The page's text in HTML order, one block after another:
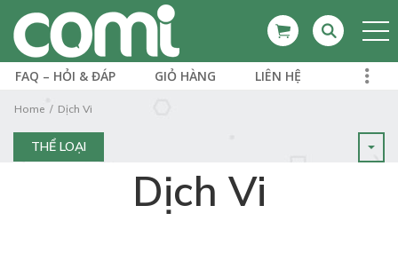
FAQ – HỎI & ĐÁP GIỎ HÀNG LIÊN HỆ
Home Dịch Vi
THỂ LOẠI
Dịch Vi